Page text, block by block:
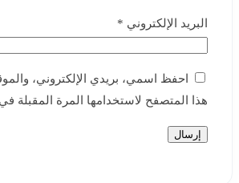
البريد الإلكتروني *
احفظ اسمي، بريدي الإلكتروني،
هذا المتصفح لاستخدامها المرة المقبلة